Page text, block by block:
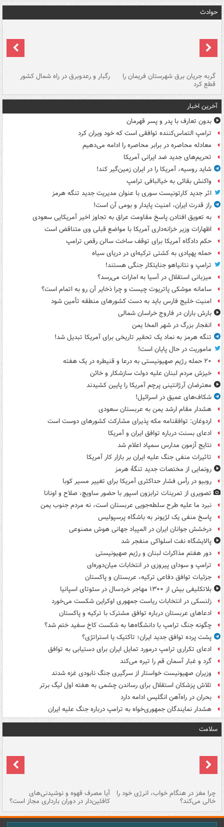
حوادث
گربه جریان برق شهرستان فریمان را
قطع کرد
رگبار و رعدوبرق در راه شمال کشور
آخرین اخبار
بدون تعارف با پدر و پسر قهرمان
ترامپ التماس‌کننده توافقی است که خود ویران کرد
معادله محاصره در برابر محاصره را ادامه می‌دهیم
تحریم‌های جدید ضد ایرانی آمریکا
شاید روسیه، آمریکا را در ایران زمین‌گیر کند!
واکنش بقائی به خیالبافی ترامپ
اثر جدید کارتونیست سوری با عنوان مدیریت جدید تنگه هرمز
راز قدرت ایران، امنیت پایدار و بومی آن است!
به تعویق افتادن پاسخ مقاومت عراق به تجاوز اخیر آمریکایی سعودی
اظهارات وزیر خزانه‌داری آمریکا با مواضع قبلی وی متناقض است
حکم دادگاه آمریکا برای توقف ساخت سالن رقص ترامپ
حمله پهپادی به کشتی ترکیه‌ای در دریای سیاه
ترامپ و نتانیاهو جنایتکار جنگی هستند!
میزبانی استقلال در آسیا به امارات می‌رسد؟
سامانه موشکی پاتریوت چیست و چرا ذخایر آن رو به اتمام است؟
امنیت خلیج فارس باید به دست کشورهای منطقه تأمین شود
بارش باران در فاروج خراسان شمالی
انفجار بزرگ در شهر المخا یمن
تنگه هرمز به نماد یک تحقیر تاریخی برای آمریکا تبدیل شد!
ماموریت در حال پایان است!
۲۰ حمله رژیم صهیونیستی به درعا و قنیطره در یک هفته
خیزش مردم لبنان علیه دولت سازشکار و خائن
معترضان آرژانتینی پرچم آمریکا را پایین کشیدند
شکاف‌های عمیق در اسرائیل!
هشدار مقام ارشد یمن به عربستان سعودی
اردوغان: توافقنامه مکه پذیرای مشارکت کشورهای دوست است
ادعای بسنت درباره توافق ایران و آمریکا
نتایج آزمون مدارس سمپاد اعلام شد
تاثیرات منفی جنگ علیه ایران بر بازار کار آمریکا
رونمایی از مختصات جدید تنگۀ هرمز
روبیو در رأس فشار حداکثری آمریکا برای تغییر مسیر کوبا
تصویری از تمرینات ترابزون اسپور با حضور ساویچ، صلاح و اونانا
نبرد ما علیه طرح سلطه‌جویی عربستان است، نه مردم جنوب یمن
پاسخ منفی یک لژیونر به باشگاه پرسپولیس
درخشش جوانان ایران در المپیاد جهانی هوش مصنوعی
پالایشگاه نفت اسلواکی منفجر شد
دور هفتم مذاکرات لبنان و رژیم صهیونیستی
ترامپ و سودای پیروزی در انتخابات میان‌دوره‌ای
جزئیات توافق دفاعی ترکیه، عربستان و پاکستان
بلاتکلیفی بیش از ۱۳۰۰ مهاجر خردسال در سئوتای اسپانیا
زلنسکی در انتخابات ریاست جمهوری اوکراین شکست می‌خورد
ادعاهای عربستان درباره توافق مشترک با ترکیه و پاکستان
چگونه جنگ ترامپ با دانشگاه‌ها به شکست کاخ سفید ختم شد؟
پشت پرده توافق جدید ایران؛ تاکتیک یا استراتژی؟
ادعای تکراری ترامپ درمورد تمایل ایران برای دستیابی به توافق
گرد و غبار آسمان قم را تیره می‌کند
وزیران صهیونیست خواستار از سرگیری جنگ نابودی غزه شدند
تلاش پزشکان استقلال برای رساندن چشمی به هفته اول لیگ برتر
بحران در راه‌آهن انگلیس ادامه دارد
هشدار نمایندگان جمهوری‌خواه به ترامپ درباره جنگ علیه ایران
سلامت
چرا مغز در هنگام خواب، انرژی خود را
خالی می‌کند؟
آیا مصرف قهوه و نوشیدنی‌های
کافئین‌دار در دوران بارداری مجاز است؟